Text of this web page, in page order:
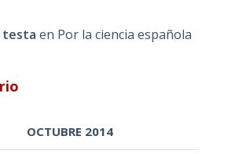
testa en Por la ciencia española
OCTUBRE 2014